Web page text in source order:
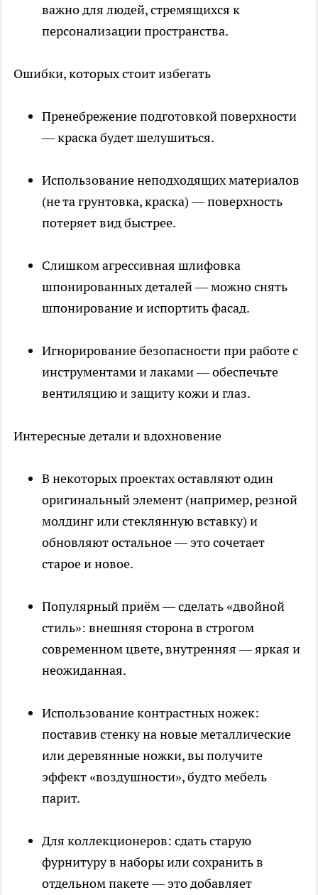
важно для людей, стремящихся к
персонализации пространства.
Ошибки, которых стоит избегать
Пренебрежение подготовкой поверхности
— краска будет шелушиться.
Использование неподходящих материалов
(не та грунтовка, краска) — поверхность
потеряет вид быстрее.
Слишком агрессивная шлифовка
шпонированных деталей — можно снять
шпонирование и испортить фасад.
Игнорирование безопасности при работе с
инструментами и лаками — обеспечьте
вентиляцию и защиту кожи и глаз.
Интересные детали и вдохновение
В некоторых проектах оставляют один
оригинальный элемент (например, резной
молдинг или стеклянную вставку) и
обновляют остальное — это сочетает
старое и новое.
Популярный приём — сделать «двойной
стиль»: внешняя сторона в строгом
современном цвете, внутренняя — яркая и
неожиданная.
Использование контрастных ножек:
поставив стенку на новые металлические
или деревянные ножки, вы получите
эффект «воздушности», будто мебель
парит.
Для коллекционеров: сдать старую
фурнитуру в наборы или сохранить в
отдельном пакете — это добавляет